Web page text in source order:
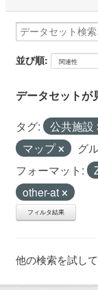
並び順
データセットが
タグ: 公共施設
マップ
グ
フォーマット:
other-at
フィルタ結果
他の検索を試して